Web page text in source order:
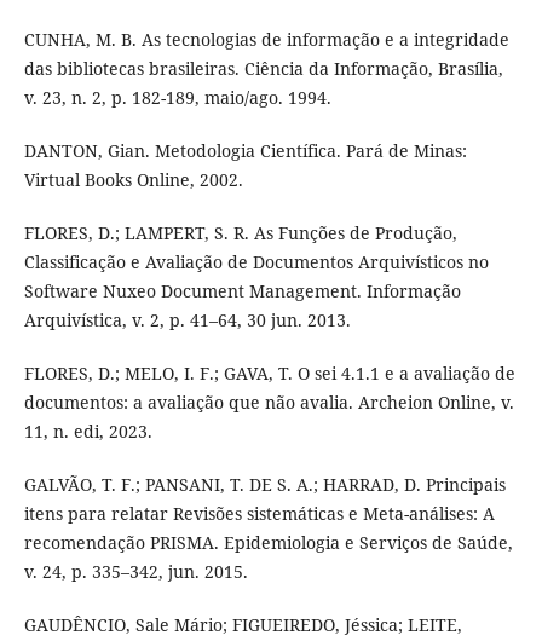
CUNHA, M. B. As tecnologias de informação e a integridade
das bibliotecas brasileiras. Ciência da Informação, Brasília,
v. 23, n. 2, p. 182-189, maio/ago. 1994.
DANTON, Gian. Metodologia Científica. Pará de Minas:
Virtual Books Online, 2002.
FLORES, D.; LAMPERT, S. R. As Funções de Produção,
Classificação e Avaliação de Documentos Arquivísticos no
Software Nuxeo Document Management. Informação
Arquivística, v. 2, p. 41–64, 30 jun. 2013.
FLORES, D.; MELO, I. F.; GAVA, T. O sei 4.1.1 e a avaliação de
documentos: a avaliação que não avalia. Archeion Online, v.
11, n. edi, 2023.
GALVÃO, T. F.; PANSANI, T. DE S. A.; HARRAD, D. Principais
itens para relatar Revisões sistemáticas e Meta-análises: A
recomendação PRISMA. Epidemiologia e Serviços de Saúde,
v. 24, p. 335–342, jun. 2015.
GAUDÊNCIO, Sale Mário; FIGUEIREDO, Jéssica; LEITE,